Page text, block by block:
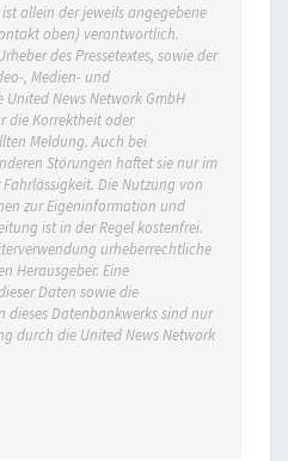
allein der jeweils angegebene
oben) verantwortlich.
des Pressetextes, sowie der
, Medien- und
News Network GmbH
die Korrektheit oder
Meldung. Auch bei
Störungen haftet sie nur im
Die Nutzung von
zur Eigeninformation und
ist in der Regel kostenfrei.
urheberrechtliche
Herausgeber. Eine
Daten sowie die
dieses Datenbankwerks sind nur
durch die United News Network